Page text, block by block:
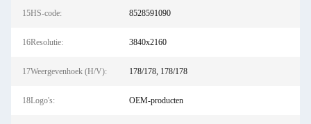
15HS-code: 8528591090
16Resolutie: 3840x2160
17Weergevenhoek (H/V): 178/178, 178/178
18Logo's: OEM-producten